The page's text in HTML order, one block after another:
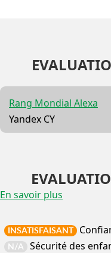
Rang Mondial Alexa
Yandex CY
En savoir plus
INSATISFAISANT
N/A Sécurité des